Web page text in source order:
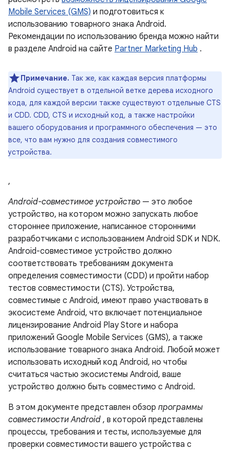
Mobile Services (GMS) и подготовиться к
использованию товарного знака Android.
Рекомендации по использованию бренда можно найти
в разделе Android на сайте Partner Marketing Hub .
Примечание. Так же, как каждая версия платформы
Android существует в отдельной ветке дерева исходного
кода, для каждой версии также существуют отдельные CTS
и CDD. CDD, CTS и исходный код, а также настройки
вашего оборудования и программного обеспечения — это
все, что вам нужно для создания совместимого
устройства.
,
Android-совместимое устройство — это любое
устройство, на котором можно запускать любое
стороннее приложение, написанное сторонними
разработчиками с использованием Android SDK и NDK.
Android-совместимое устройство должно
соответствовать требованиям документа
определения совместимости (CDD) и пройти набор
тестов совместимости (CTS). Устройства,
совместимые с Android, имеют право участвовать в
экосистеме Android, что включает потенциальное
лицензирование Android Play Store и набора
приложений Google Mobile Services (GMS), а также
использование товарного знака Android. Любой может
использовать исходный код Android, но чтобы
считаться частью экосистемы Android, ваше
устройство должно быть совместимо с Android.
В этом документе представлен обзор программы
совместимости Android , в которой представлены
процессы, требования и тесты, используемые для
проверки совместимости вашего устройства с